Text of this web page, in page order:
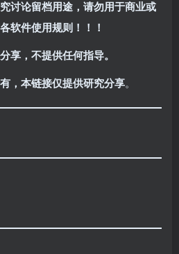
讨论留档用途，请勿用于商业或
软件使用规则！！！
享，不提供任何指导。
，本链接仅提供研究分享。